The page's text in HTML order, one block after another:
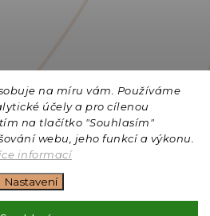
na míru vám. Používáme
účely a pro cílenou
na tlačítko "Souhlasím"
webu, jeho funkcí a výkonu.
informací
Nastavení
. Všechna práva vyhrazena.